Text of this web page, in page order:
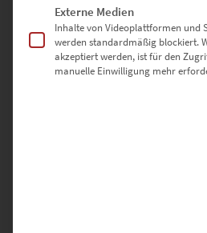
Kunstfotografie bei derSchwarz-Weiß-
gestylt werden.
Externe Medien
Inhalte von Videoplattformen und
werden standardmäßig blockiert.
akzeptiert werden, ist für den
manuelle Einwilligung mehr